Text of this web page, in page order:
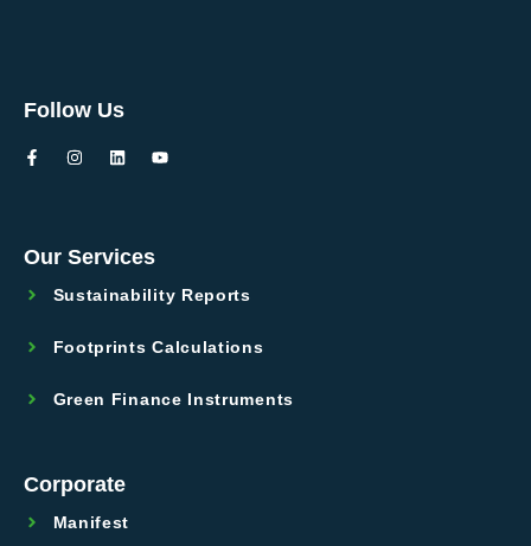
Follow Us
Our Services
Sustainability Reports
Footprints Calculations
Green Finance Instruments
Corporate
Manifest